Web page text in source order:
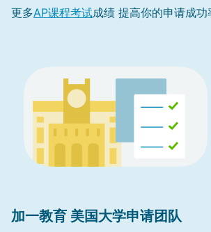
更多AP课程考试成绩 提高你的申请成功
加一教育 美国大学申请团队